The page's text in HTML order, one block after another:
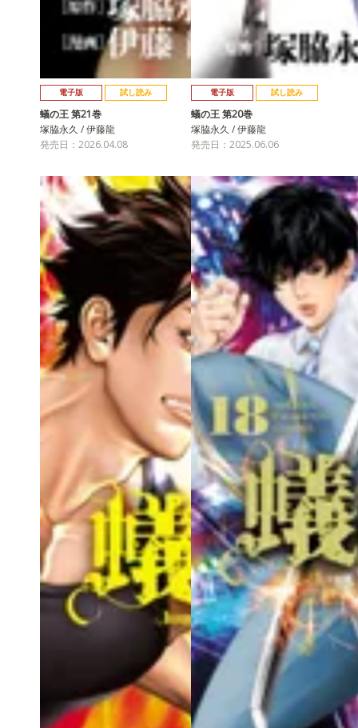
電子版 試し読み
蟻の王 第21巻
塚脇永久 / 伊藤龍
発売日：2026.04.08
電子版 試し読み
蟻の王 第20巻
塚脇永久 / 伊藤龍
発売日：2025.06.06